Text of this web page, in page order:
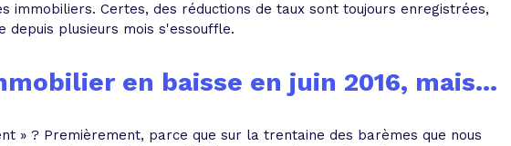
immobiliers. Certes, des réductions de taux sont toujours enregistrées,
depuis plusieurs mois s'essouffle.
en baisse en juin 2016, mais...
» ? Premièrement, parce que sur la trentaine des barèmes que nous